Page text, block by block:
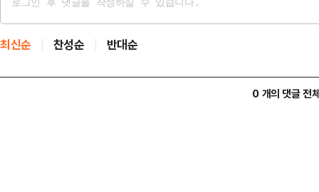
최신순 찬성순 반대순
0 개의 댓글 전